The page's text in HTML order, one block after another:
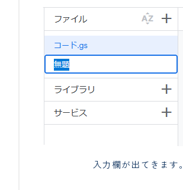
入力欄が出てきます。